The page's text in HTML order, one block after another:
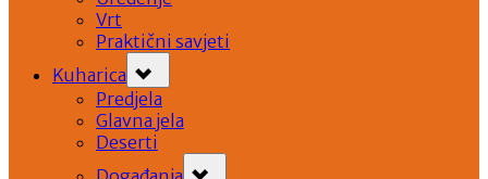
Vrt
Praktični savjeti
Kuharica
sub-
menu
Predjela
Glavna jela
Deserti